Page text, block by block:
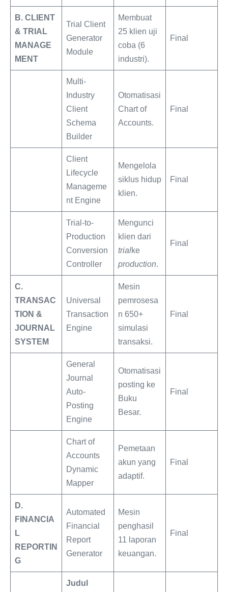
B. CLIENT
& TRIAL
MANAGE
MENT
Trial Client
Generator
Module
Membuat
25 klien uji
coba (6
industri).
Final
Multi-
Industry
Client
Schema
Builder
Otomatisasi
Chart of
Accounts.
Final
Client
Lifecycle
Manageme
nt Engine
Mengelola
siklus hidup
klien.
Final
Trial-to-
Production
Conversion
Controller
Mengunci
klien dari
trialke
production.
Final
C.
TRANSAC
TION &
JOURNAL
SYSTEM
Universal
Transaction
Engine
Mesin
pemrosesa
n 650+
simulasi
transaksi.
Final
General
Journal
Auto-
Posting
Engine
Otomatisasi
posting ke
Buku
Besar.
Final
Chart of
Accounts
Dynamic
Mapper
Pemetaan
akun yang
adaptif.
Final
D.
FINANCIA
L
REPORTIN
G
Automated
Financial
Report
Generator
Mesin
penghasil
11 laporan
keuangan.
Final
Judul